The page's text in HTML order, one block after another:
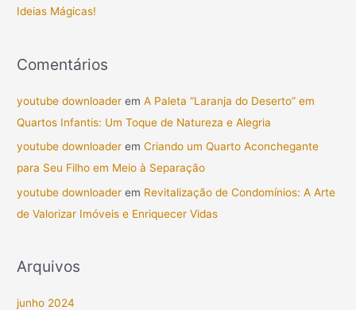
Ideias Mágicas!
Comentários
youtube downloader emA Paleta “Laranja do Deserto” em
Quartos Infantis: Um Toque de Natureza e Alegria
youtube downloader emCriando um Quarto Aconchegante
para Seu Filho em Meio à Separação
youtube downloader em Revitalização de Condomínios: A Arte
de Valorizar Imóveis e Enriquecer Vidas
Arquivos
junho 2024